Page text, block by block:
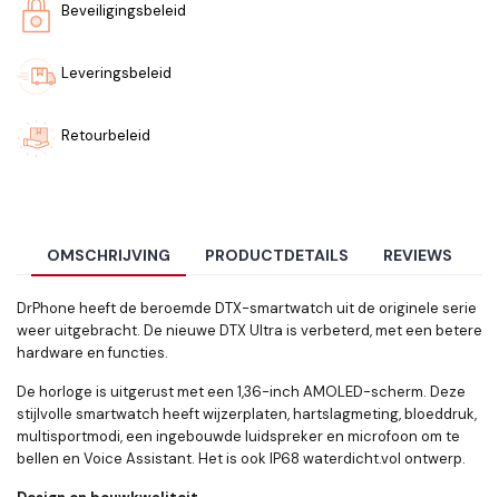
Beveiligingsbeleid
Leveringsbeleid
Retourbeleid
OMSCHRIJVING PRODUCTDETAILS REVIEWS
DrPhone heeft de beroemde DTX-smartwatch uit de originele serie
weer uitgebracht. De nieuwe DTX Ultra is verbeterd, met een betere
hardware en functies.
De horloge is uitgerust met een 1,36-inch AMOLED-scherm. Deze
stijlvolle smartwatch heeft wijzerplaten, hartslagmeting, bloeddruk,
multisportmodi, een ingebouwde luidspreker en microfoon om te
bellen en Voice Assistant. Het is ook IP68 waterdicht.vol ontwerp.